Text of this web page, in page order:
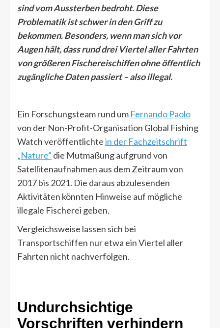
sind vom Aussterben bedroht. Diese
Problematik ist schwer in den Griff zu
bekommen. Besonders, wenn man sich vor
Augen hält, dass rund drei Viertel aller Fahrten
von größeren Fischereischiffen ohne öffentlich
zugängliche Daten passiert – also illegal.
Ein Forschungsteam rund um Fernando Paolo
von der Non-Profit-Organisation Global Fishing
Watch veröffentlichtein der Fachzeitschrift
„Nature“ die Mutmaßung aufgrund von
Satellitenaufnahmen aus dem Zeitraum von
2017 bis 2021. Die daraus abzulesenden
Aktivitäten könnten Hinweise auf mögliche
illegale Fischerei geben.
Vergleichsweise lassen sich bei
Transportschiffen nur etwa ein Viertel aller
Fahrten nicht nachverfolgen.
Undurchsichtige
Vorschriften verhindern